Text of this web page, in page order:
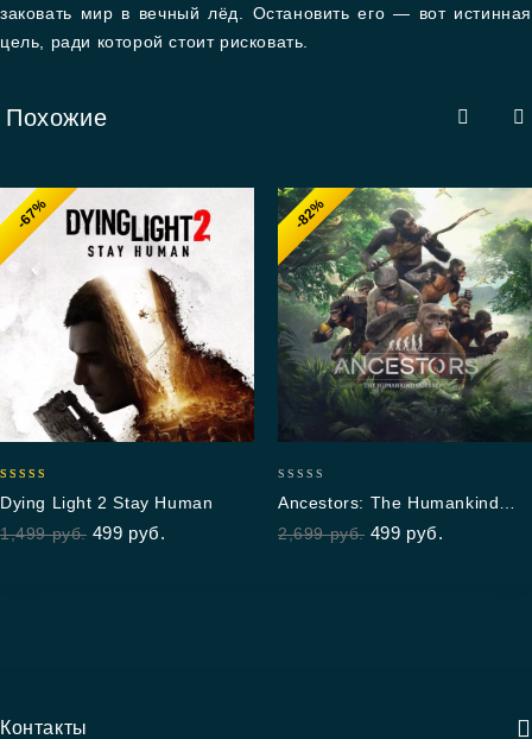
заковать мир в вечный лёд. Остановить его — вот истинная
цель, ради которой стоит рисковать.
Похожие
-67%
out of 5
Dying Light 2 Stay Human
1,499руб. 499 руб.
-82%
out
of
Ancestors: The Humankind
Odyssey
2,699руб. 499 руб.
Контакты